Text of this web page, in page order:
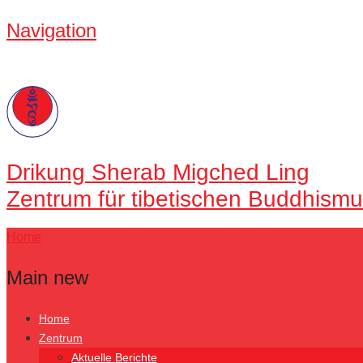
Navigation
Drikung Sherab Migched Ling
Zentrum für tibetischen
Home
Main new
Home
Zentrum
Aktuelle Berichte